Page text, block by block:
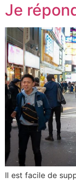
Je
Il est facile de